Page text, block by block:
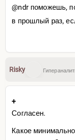
Patt
@ndr поможешь,
в прошлый раз,
Risky
+
Согласен.
Какое